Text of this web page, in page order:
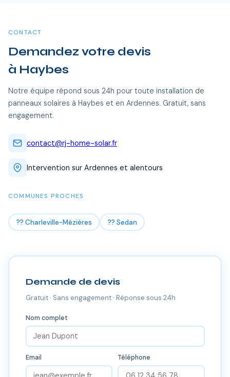
CONTACT
Demandez votre devis
à Haybes
Notre équipe répond sous 24h pour toute installation de
panneaux solaires à Haybes et en Ardennes. Gratuit, sans
engagement.
contact@rj-home-solar.fr
Intervention sur Ardennes et alentours
COMMUNES PROCHES
?? Charleville-Mézières ?? Sedan
Demande de devis
Gratuit · Sans engagement · Réponse sous 24h
Nom complet
Email Téléphone